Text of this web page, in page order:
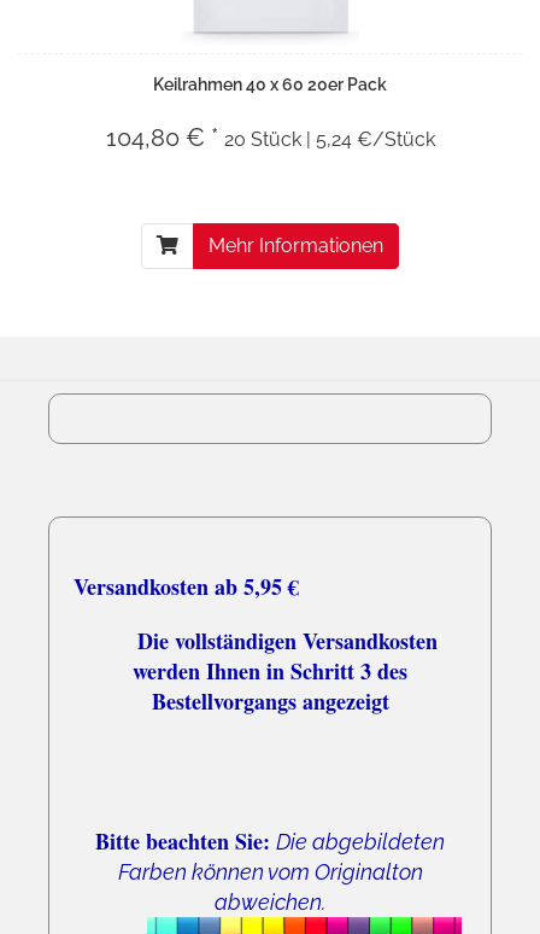
Keilrahmen 40 x 60 20er Pack
104,80 € * 20 Stück | 5,24 €/Stück
Mehr Informationen
Versandkosten ab 5,95 €
Die vollständigen Versandkosten
werden Ihnen in Schritt 3 des
Bestellvorgangs angezeigt
Bitte beachten Sie: Die abgebildeten
Farben können vom Originalton
abweichen.